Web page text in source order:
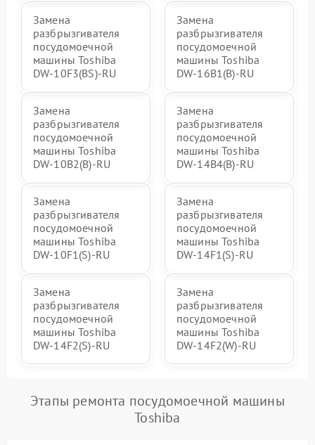
Замена
разбрызгивателя
посудомоечной
машины Toshiba
DW-10F3(BS)-RU
Замена
разбрызгивателя
посудомоечной
машины Toshiba
DW-16B1(B)-RU
Замена
разбрызгивателя
посудомоечной
машины Toshiba
DW-10B2(B)-RU
Замена
разбрызгивателя
посудомоечной
машины Toshiba
DW-14B4(B)-RU
Замена
разбрызгивателя
посудомоечной
машины Toshiba
DW-10F1(S)-RU
Замена
разбрызгивателя
посудомоечной
машины Toshiba
DW-14F1(S)-RU
Замена
разбрызгивателя
посудомоечной
машины Toshiba
DW-14F2(S)-RU
Замена
разбрызгивателя
посудомоечной
машины Toshiba
DW-14F2(W)-RU
Этапы ремонта посудомоечной машины
Toshiba